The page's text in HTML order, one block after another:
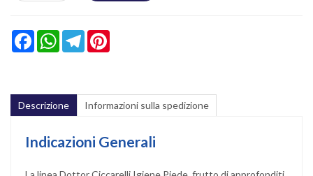
FacebookWhatsAppTelegram
Descrizione Informazioni sulla spedizione
Indicazioni Generali